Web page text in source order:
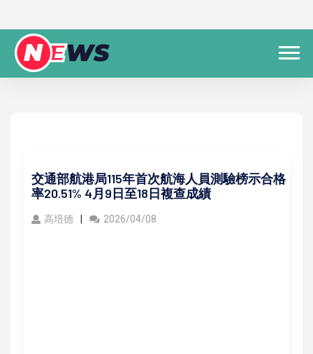
交通部航港局115年首次航海人員測驗榜示合格
率20.51% 4月9日至18日複查成績
高培德 2026/04/08